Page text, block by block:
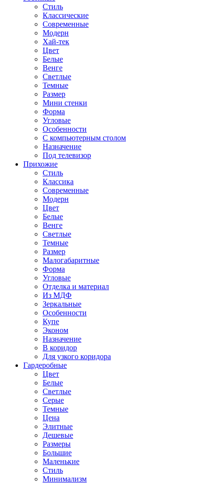
Стиль
Классические
Современные
Модерн
Хай-тек
Цвет
Белые
Венге
Светлые
Темные
Размер
Мини стенки
Форма
Угловые
Особенности
С компьютерным столом
Назначение
Под телевизор
Прихожие
Стиль
Классика
Современные
Модерн
Цвет
Белые
Венге
Светлые
Темные
Размер
Малогабаритные
Форма
Угловые
Отделка и материал
Из МДФ
Зеркальные
Особенности
Купе
Эконом
Назначение
В коридор
Для узкого коридора
Гардеробные
Цвет
Белые
Светлые
Серые
Темные
Цена
Элитные
Дешевые
Размеры
Большие
Маленькие
Стиль
Минимализм